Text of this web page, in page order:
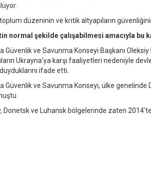
düzeninin ve kritik altyapıların
normal şekilde çalışabilmesi amacıyla bu
Güvenlik ve Savunma Konseyi Başkanı
Ukrayna'ya karşı faaliyetleri nedeniyle
ifade etti.
Güvenlik ve Savunma Konseyi, ülke genelinde
Donetsk ve Luhansk bölgelerinde zaten